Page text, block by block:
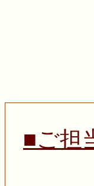
■ご担